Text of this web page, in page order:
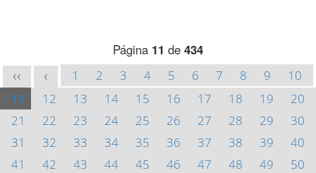
Página 11 de 434
<< < 1 2 3 4 5 6 7 8 9
10
11
12 13 14 15 16 17 18 19
20
21
22 23 24 25 26 27 28 29
30
31
32 33 34 35 36 37 38 39
40
41
42 43 44 45 46 47 48 49
50